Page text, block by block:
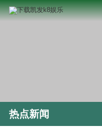
热点新闻